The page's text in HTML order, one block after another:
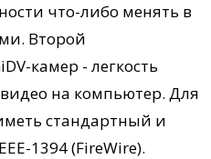
что-либо менять в
Второй
камер - легкость
на компьютер. Для
стандартный и
1394 (FireWire).